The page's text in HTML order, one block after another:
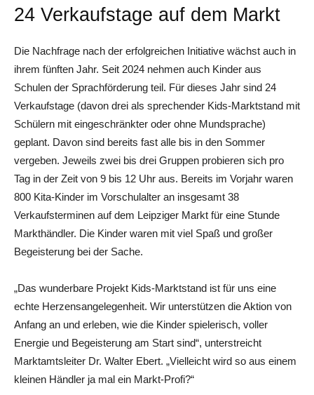
24 Verkaufstage auf dem Markt
Die Nachfrage nach der erfolgreichen Initiative wächst auch in
ihrem fünften Jahr. Seit 2024 nehmen auch Kinder aus
Schulen der Sprachförderung teil. Für dieses Jahr sind 24
Verkaufstage (davon drei als sprechender Kids-Marktstand mit
Schülern mit eingeschränkter oder ohne Mundsprache)
geplant. Davon sind bereits fast alle bis in den Sommer
vergeben. Jeweils zwei bis drei Gruppen probieren sich pro
Tag in der Zeit von 9 bis 12 Uhr aus. Bereits im Vorjahr waren
800 Kita-Kinder im Vorschulalter an insgesamt 38
Verkaufsterminen auf dem Leipziger Markt für eine Stunde
Markthändler. Die Kinder waren mit viel Spaß und großer
Begeisterung bei der Sache.
„Das wunderbare Projekt Kids-Marktstand ist für uns eine
echte Herzensangelegenheit. Wir unterstützen die Aktion von
Anfang an und erleben, wie die Kinder spielerisch, voller
Energie und Begeisterung am Start sind“, unterstreicht
Marktamtsleiter Dr. Walter Ebert. „Vielleicht wird so aus einem
kleinen Händler ja mal ein Markt-Profi?“